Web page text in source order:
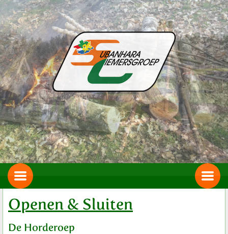
Openen & Sluiten
De Horderoep